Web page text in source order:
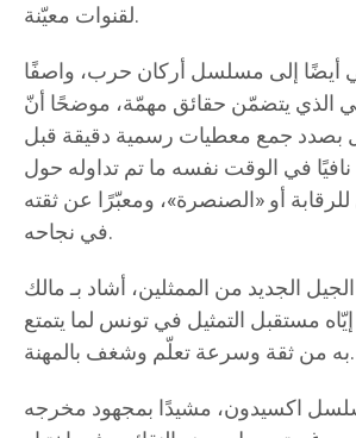
لقنوات معيّنة.
أيضًا إلى مسلسل أركان حرب، واصفًا
الذي يتضمّن حقائق مهمّة، موضحًا أنّ
بصدد جمع معطيات رسمية دقيقة قبل
نافيًا في الوقت نفسه ما تم تداوله حول
أو «الصنصرة»، ومعبّرًا عن ثقته
في نجاحه.
الجديد من الممثلين، أشاد بـ مالك
مستقبل التمثيل في تونس لما يتمتع
به من ثقة وسرعة تعلّم وشغف بالمهنة.
اكسيدون، مشيدًا بمجهود مخرجه